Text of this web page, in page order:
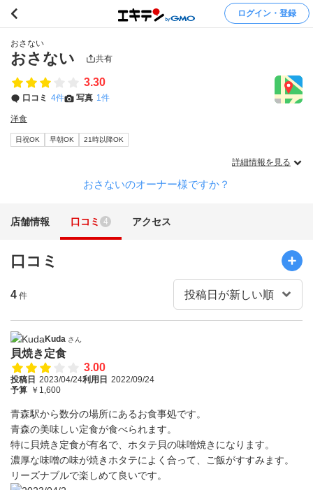
ログイン・登録
おさない
おさない 共有
3.30
口コミ 4件 写真 1件
洋食
日祝OK 早朝OK 21時以降OK
詳細情報を見る
おさないのオーナー様ですか？
店舗情報 口コミ 4 アクセス
口コミ
4 件
Kuda さん
貝焼き定食
3.00
投稿日 2023/04/24利用日 2022/09/24
予算 ￥1,600
青森駅から数分の場所にあるお食事処です。
青森の美味しい定食が食べられます。
特に貝焼き定食が有名で、ホタテ貝の味噌焼きになります。
濃厚な味噌の味が焼きホタテによく合って、ご飯がすすみます。
リーズナブルで楽しめて良いです。